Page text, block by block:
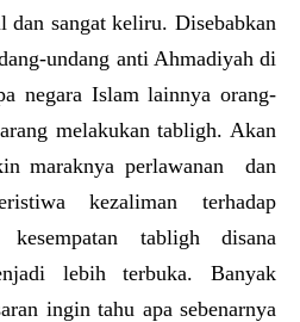
dan sangat keliru. Disebabkan
undang anti Ahmadiyah di
negara Islam lainnya orang-
melakukan tabligh. Akan
maraknya perlawanan dan
kezaliman terhadap
kesempatan tabligh disana
lebih terbuka. Banyak
ingin tahu apa sebenarnya